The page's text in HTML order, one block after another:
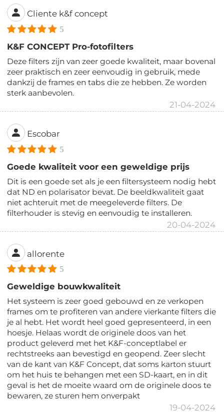
Cliente k&f concept
5
K&F CONCEPT Pro-fotofilters
Deze filters zijn van zeer goede kwaliteit, maar bovenal
zeer praktisch en zeer eenvoudig in gebruik, mede
dankzij de frames en tabs die ze hebben. Ze worden
sterk aanbevolen.
21-04-2024
Escobar
5
Goede kwaliteit voor een geweldige prijs
Dit is een goede set als je een filtersysteem nodig hebt
dat ND en polarisator bevat. De beeldkwaliteit gaat
niet achteruit met de meegeleverde filters. De
filterhouder is stevig en eenvoudig te installeren.
20-04-2024
allorente
5
Geweldige bouwkwaliteit
Het systeem is zeer goed gebouwd en ze verkopen
frames om te profiteren van andere vierkante filters die
je al hebt. Het wordt heel goed gepresenteerd, in een
hoesje. Helaas wordt de originele doos van het
product geleverd met het K&F-conceptlabel er
rechtstreeks aan bevestigd en geopend. Zeer slecht
van de kant van K&F Concept, dat soms karton stuurt
om het huis te behangen met een SD-kaart, en in dit
geval is het de moeite waard om de originele doos te
bewaren, ze sturen hem onverpakt
19-04-2024